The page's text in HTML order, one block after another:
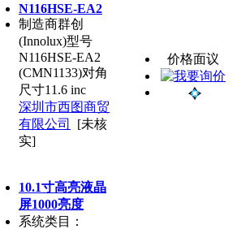
N116HSE-EA2
制造商群创
(Innolux)型号
N116HSE-EA2
(CMN1133)对角
尺寸11.6 inc
深圳市西图商贸
有限公司
[未核
实]
价格面议
10.1寸高亮液晶
屏1000亮度
系统类目：